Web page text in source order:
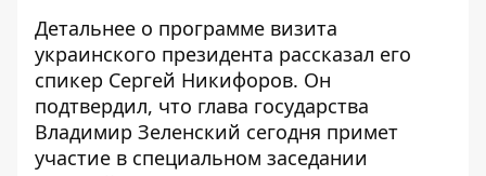
Детальнее о программе визита
украинского президента рассказал его
спикер Сергей Никифоров. Он
подтвердил, что глава государства
Владимир Зеленский сегодня примет
участие в специальном заседании